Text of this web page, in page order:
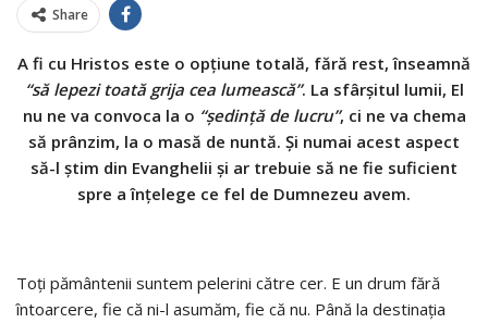
Share
A fi cu Hristos este o opţiune totală, fără rest, înseamnă
“să lepezi toată grija cea lumească”. La sfârşitul lumii, El
nu ne va convoca la o “şedinţă de lucru”, ci ne va chema
să prânzim, la o masă de nuntă. Şi numai acest aspect
să-l ştim din Evanghelii şi ar trebuie să ne fie suficient
spre a înţelege ce fel de Dumnezeu avem.
Toţi pământenii suntem pelerini către cer. E un drum fără
întoarcere, fie că ni-l asumăm, fie că nu. Până la destinaţia